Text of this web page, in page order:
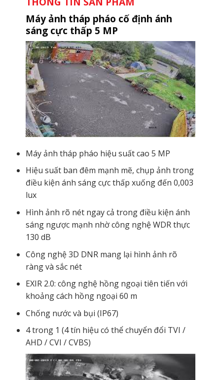
Máy ảnh tháp pháo cố định ánh
sáng cực thấp 5 MP
Máy ảnh tháp pháo hiệu suất cao 5 MP
Hiệu suất ban đêm mạnh mẽ, chụp ảnh trong
điều kiện ánh sáng cực thấp xuống đến 0,003
lux
Hình ảnh rõ nét ngay cả trong điều kiện ánh
sáng ngược mạnh nhờ công nghệ WDR thực
130 dB
Công nghệ 3D DNR mang lại hình ảnh rõ
ràng và sắc nét
EXIR 2.0: công nghệ hồng ngoại tiên tiến với
khoảng cách hồng ngoại 60 m
Chống nước và bụi (IP67)
4 trong 1 (4 tín hiệu có thể chuyển đổi TVI /
AHD / CVI / CVBS)